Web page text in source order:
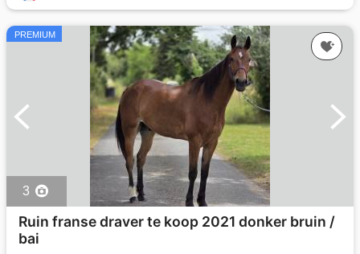
PREMIUM
3
Ruin franse draver te koop 2021 donker bruin /
bai